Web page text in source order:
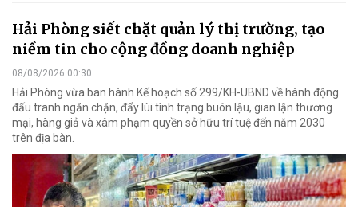
Hải Phòng siết chặt quản lý thị trường, tạo
niềm tin cho cộng đồng doanh nghiệp
08/08/2026 00:30
Hải Phòng vừa ban hành Kế hoạch số 299/KH-UBND về hành động
đấu tranh ngăn chặn, đẩy lùi tình trạng buôn lậu, gian lận thương
mại, hàng giả và xâm phạm quyền sở hữu trí tuệ đến năm 2030
trên địa bàn.